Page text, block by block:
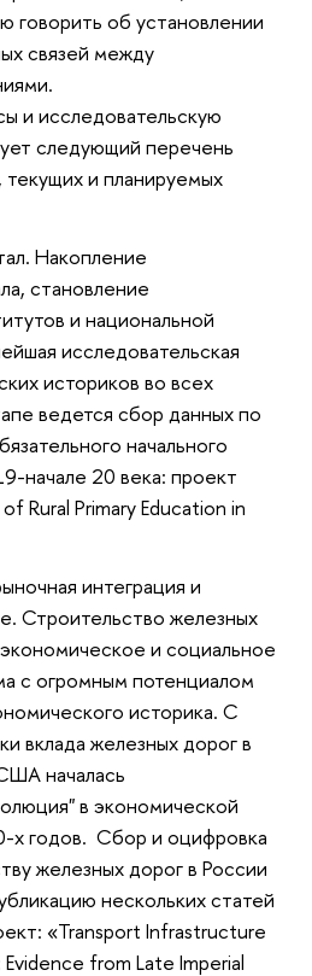
говорить об установлении
связей между
и исследовательскую
следующий перечень
и планируемых
Накопление
становление
и национальной
исследовательская
историков во всех
ведется сбор данных по
начального
начале 20 века: проект
Rural Primary Education in
интеграция и
Строительство железных
и социальное
с огромным потенциалом
историка. С
вклада железных дорог в
началась
в экономической
х годов. Сбор и оцифровка
железных дорог в России
нескольких статей
«Transport Infrastructure
from Late Imperial